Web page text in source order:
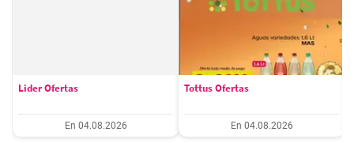
Lider Ofertas
En 04.08.2026
Tottus Ofertas
En 04.08.2026